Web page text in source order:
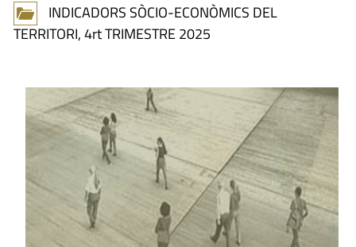
INDICADORS SÒCIO-ECONÒMICS DEL
TERRITORI, 4rt TRIMESTRE 2025